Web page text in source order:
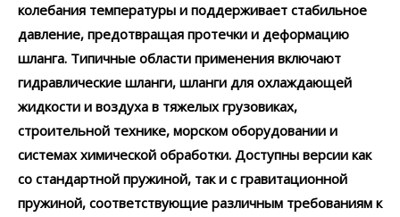
колебания температуры и поддерживает стабильное
давление, предотвращая протечки и деформацию
шланга. Типичные области применения включают
гидравлические шланги, шланги для охлаждающей
жидкости и воздуха в тяжелых грузовиках,
строительной технике, морском оборудовании и
системах химической обработки. Доступны версии как
со стандартной пружиной, так и с гравитационной
пружиной, соответствующие различным требованиям к